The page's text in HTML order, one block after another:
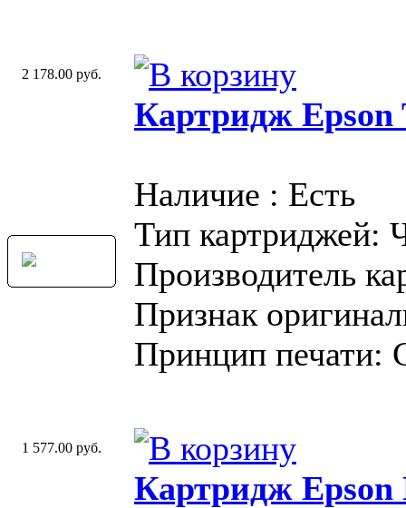
2 178.00 руб.
Картридж Epson
Наличие : Есть
Тип картриджей:
Производитель
Признак
Принцип печати:
1 577.00 руб.
Картридж Epson